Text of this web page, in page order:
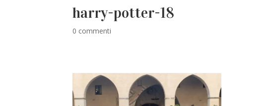
harry-potter-18
0 commenti